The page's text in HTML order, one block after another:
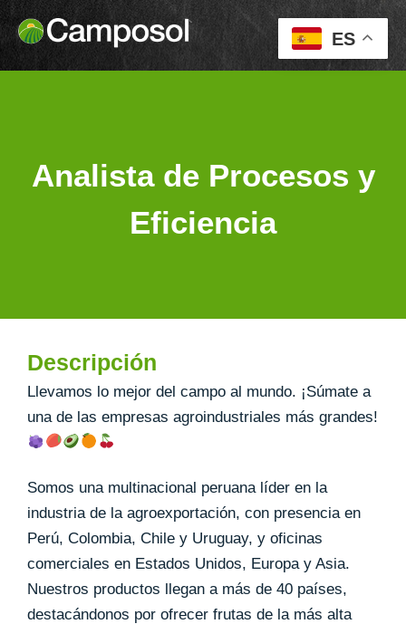
Analista de Procesos y
Eficiencia
Descripción
Llevamos lo mejor del campo al mundo. ¡Súmate a
una de las empresas agroindustriales más grandes!
Somos una multinacional peruana líder en la
industria de la agroexportación, con presencia en
Perú, Colombia, Chile y Uruguay, y oficinas
comerciales en Estados Unidos, Europa y Asia.
Nuestros productos llegan a más de 40 países,
destacándonos por ofrecer frutas de la más alta
ES